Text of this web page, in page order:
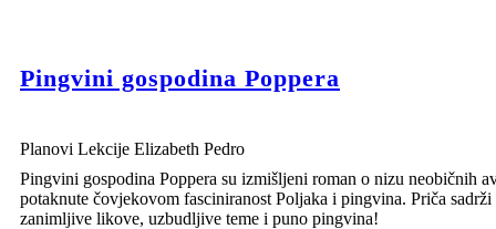
Pingvini gospodina Poppera
Planovi Lekcije Elizabeth Pedro
Pingvini gospodina Poppera su izmišljeni roman o nizu neobičnih
potaknute čovjekovom fasciniranost Poljaka i pingvina. Priča sadrži
zanimljive likove, uzbudljive teme i puno pingvina!